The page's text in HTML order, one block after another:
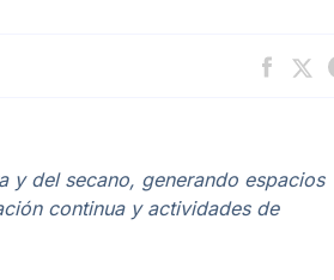
y del secano, generando espacios
continua y actividades de